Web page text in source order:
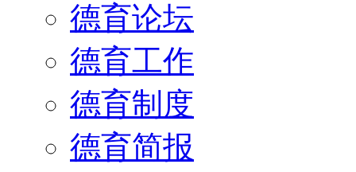
德育论坛
德育工作
德育制度
德育简报